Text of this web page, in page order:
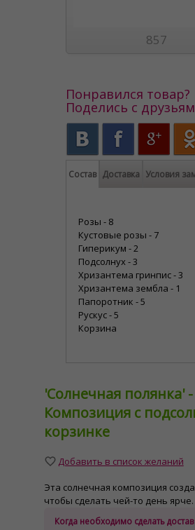
857
Понравился товар?
Поделись с
Состав Доставка Условия
Розы - 8
Кустовые розы - 7
Гиперикум - 2
Подсолнух - 3
Хризантема гринпис - 3
Хризантема зембла - 1
Папоротник - 5
Рускус - 5
Корзина
'Солнечная полянка' -
Композиция с
корзинке
Добавить в список желаний
Эта солнечная композиция
чтобы сделать чей-то день ярче.
Когда необходимо сделать